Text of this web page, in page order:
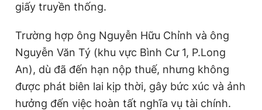
giấy truyền thống.
Trường hợp ông Nguyễn Hữu Chỉnh và ông
Nguyễn Văn Tý (khu vực Bình Cư 1, P.Long
An), dù đã đến hạn nộp thuế, nhưng không
được phát biên lai kịp thời, gây bức xúc và ảnh
hưởng đến việc hoàn tất nghĩa vụ tài chính.